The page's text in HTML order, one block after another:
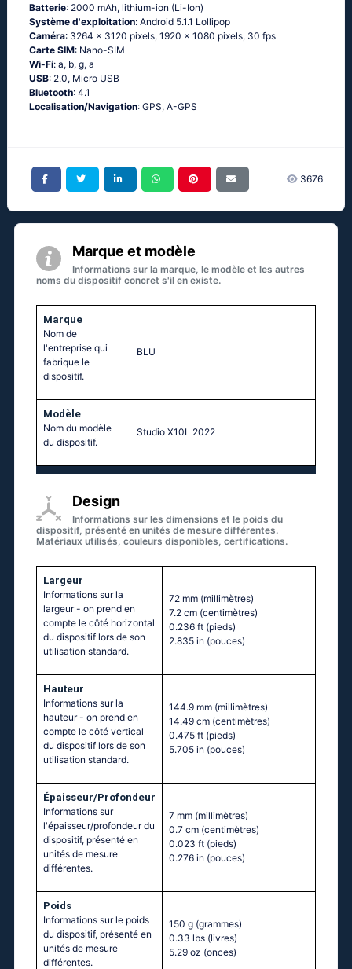
Batterie: 2000 mAh, lithium-ion (Li-Ion)
Système d'exploitation: Аndrоid 5.1.1 Lоlliрор
Caméra: 3264 x 3120 pixels, 1920 x 1080 pixels, 30 fps
Carte SIM: Nano-SIM
Wi-Fi: а, b, g, а
USB: 2.0, Micro USB
Bluetooth: 4.1
Localisation/Navigation: GРS, А-GРS
3676
Marque et modèle
Informations sur la marque, le modèle et les autres
noms du dispositif concret s'il en existe.
Marque
Nom de
l'entreprise qui
fabrique le
dispositif.
BLU
Modèle
Nom du modèle
du dispositif.
Studio X10L 2022
Design
Informations sur les dimensions et le poids du
dispositif, présenté en unités de mesure différentes.
Matériaux utilisés, couleurs disponibles, certifications.
Largeur
Informations sur la
largeur - on prend en
compte le côté horizontal
du dispositif lors de son
utilisation standard.
72 mm (millimètres)
7.2 cm (centimètres)
0.236 ft (pieds)
2.835 in (pouces)
Hauteur
Informations sur la
hauteur - on prend en
compte le côté vertical
du dispositif lors de son
utilisation standard.
144.9 mm (millimètres)
14.49 cm (centimètres)
0.475 ft (pieds)
5.705 in (pouces)
Épaisseur/Profondeur
Informations sur
l'épaisseur/profondeur du
dispositif, présenté en
unités de mesure
différentes.
7 mm (millimètres)
0.7 cm (centimètres)
0.023 ft (pieds)
0.276 in (pouces)
Poids
Informations sur le poids
du dispositif, présenté en
unités de mesure
différentes.
150 g (grammes)
0.33 lbs (livres)
5.29 oz (onces)